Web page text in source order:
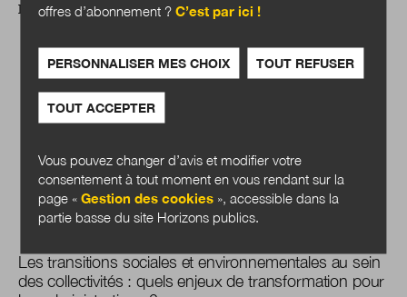
DOSSIER
Les transitions sociales et environnementales au sein
des collectivités : quels enjeux de transformation pour
offres d’abonnement ?C’est par ici !
PERSONNALISER MES CHOIX TOUT REFUSER
TOUT ACCEPTER
Vous pouvez changer d’avis et modifier votre
consentement à tout moment en vous rendant sur la
page «Gestion des cookies », accessible dans la
partie basse du site Horizons publics.